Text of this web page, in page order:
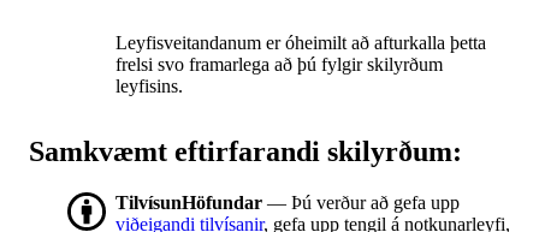
Leyfisveitandanum er óheimilt að afturkalla þetta
frelsi svo framarlega að þú fylgir skilyrðum
leyfisins.
Samkvæmt eftirfarandi skilyrðum:
TilvísunHöfundar — Þú verður að gefa upp
viðeigandi tilvísanir, gefa upp tengil á notkunarleyfi,